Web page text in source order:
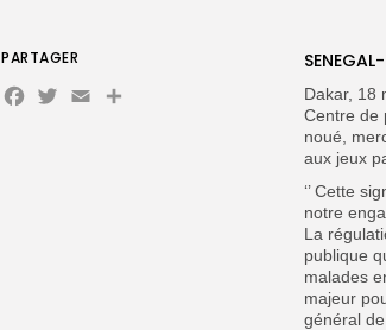
Dakar, 18
Centre de
noué,
aux jeux
‘’ Cette
notre
La
publique
malades
majeur
général de
PARTAGER
Facebook
Twitter
Email